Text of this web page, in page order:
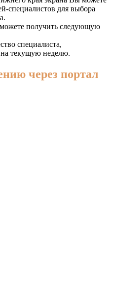
специалистов для выбора
получить следующую
специалиста,
текущую неделю.
через портал